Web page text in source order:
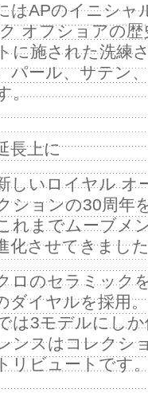
はAPのイニシ
オフショアの
に施された洗練
パール、サテン
。
長上に
いロイヤル オ
ションの30周年
れまでムーブメ
化させてきまし
のセラミック
ダイヤルを採用
は3モデルにし
ンスはコレクシ
リビュートです